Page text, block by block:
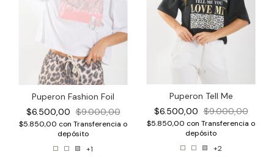
Puperon Fashion Foil
$6.500,00 $9.000,00
$5.850,00 con Transferencia o
depósito
+1
Puperon Tell Me
$6.500,00 $9.000,00
$5.850,00 con Transferencia o
depósito
+2